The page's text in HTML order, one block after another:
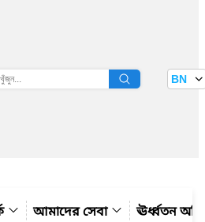
তথ্য বাতায়ন BN
আমাদের সেবা ঊর্ধ্বতন